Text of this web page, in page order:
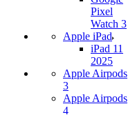
Pixel
Watch 3
Apple iPad
iPad 11
2025
Apple Airpods
3
Apple Airpods
4